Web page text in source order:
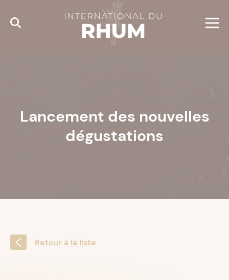
Lancement des nouvelles
dégustations
Retour à la liste
Cookies management panel